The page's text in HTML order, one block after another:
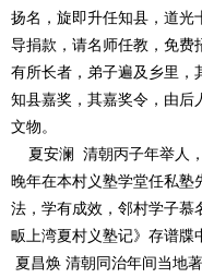
扬名，旋即升任知县，道光
导捐款，请名师任教，免费
有所长者，弟子遍及乡里，
知县嘉奖，其嘉奖令，由后
文物。
夏安澜 清朝丙子年举人，
晚年在本村义塾学堂任私塾
法，学有成效，邻村学子慕
畈上湾夏村义塾记》存谱牒
夏昌焕 清朝同治年间当地